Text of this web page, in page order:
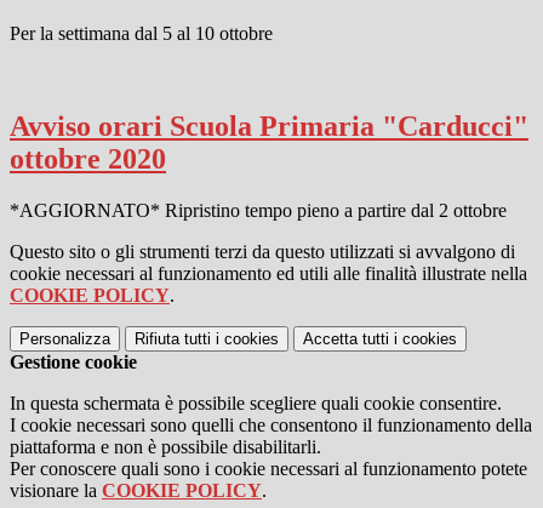
Per la settimana dal 5 al 10 ottobre
Avviso orari Scuola Primaria "Carducci"
ottobre 2020
*AGGIORNATO* Ripristino tempo pieno a partire dal 2 ottobre
Questo sito o gli strumenti terzi da questo utilizzati si avvalgono di
cookie necessari al funzionamento ed utili alle finalità illustrate nella
COOKIE POLICY.
Personalizza Rifiuta tutti i cookies Accetta tutti i cookies
Gestione cookie
In questa schermata è possibile scegliere quali cookie consentire.
I cookie necessari sono quelli che consentono il funzionamento della
piattaforma e non è possibile disabilitarli.
Per conoscere quali sono i cookie necessari al funzionamento potete
visionare la COOKIE POLICY.